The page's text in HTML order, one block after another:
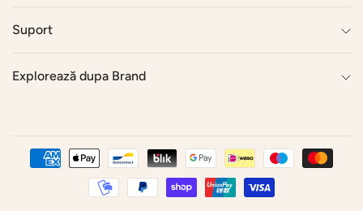
Suport
Explorează dupa Brand